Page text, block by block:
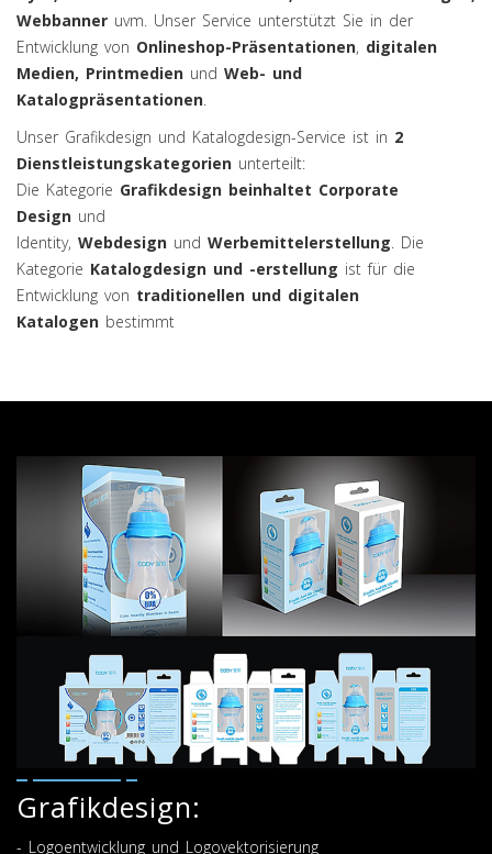
Webbanner uvm. Unser Service unterstützt Sie in der
Entwicklung von Onlineshop-Präsentationen, digitalen
Medien, Printmedien und Web- und
Katalogpräsentationen.
Unser Grafikdesign und Katalogdesign-Service ist in 2
Dienstleistungskategorien unterteilt:
Die Kategorie Grafikdesign beinhaltet Corporate
Design und
Identity, Webdesign und Werbemittelerstellung. Die
Kategorie Katalogdesign und -erstellung ist für die
Entwicklung von traditionellen und digitalen
Katalogen bestimmt
Grafikdesign:
- Logoentwicklung und Logovektorisierung